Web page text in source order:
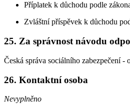
Příplatek k důchodu podle
Zvláštní příspěvek k důchodu
25. Za správnost návodu
Česká správa sociálního zabezpečení -
26. Kontaktní osoba
Nevyplněno